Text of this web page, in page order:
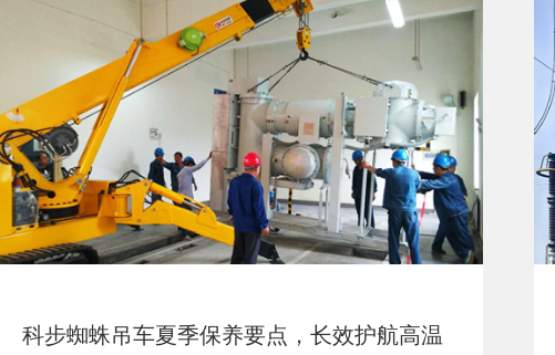
科步蜘蛛吊车夏季保养要点，长效护航高温